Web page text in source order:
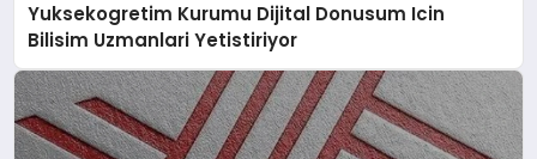
Yuksekogretim Kurumu Dijital Donusum Icin
Bilisim Uzmanlari Yetistiriyor